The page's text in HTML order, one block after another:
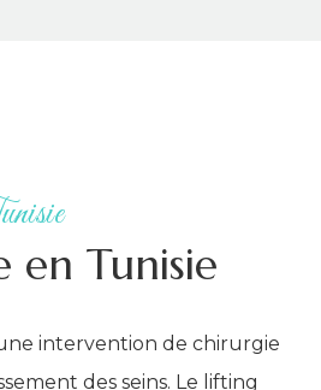
Tunisie
intervention de chirurgie
des seins. Le lifting